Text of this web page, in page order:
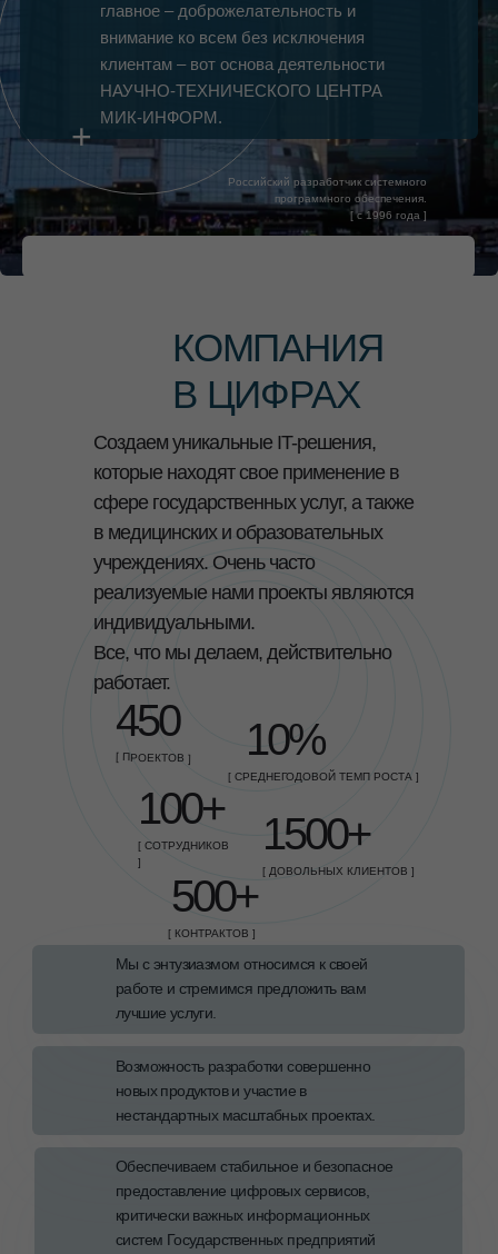
главное – доброжелательность и
внимание ко всем без исключения
клиентам – вот основа деятельности
НАУЧНО-ТЕХНИЧЕСКОГО ЦЕНТРА
МИК-ИНФОРМ.
+
Российский разработчик системного
программного обеспечения.
[ c 1996 года ]
Cоздаем уникальные IT-решения,
которые находят свое применение в
сфере государственных услуг, а также
в медицинских и образовательных
учреждениях. Очень часто
реализуемые нами проекты являются
индивидуальными.
Все, что мы делаем, действительно
работает.
Мы с энтузиазмом относимся к своей
работе и стремимся предложить вам
лучшие услуги.
Возможность разработки совершенно
новых продуктов и участие в
нестандартных масштабных проектах.
450
[ ПРОЕКТОВ ]
100+
[ СОТРУДНИКОВ
]
500+
[ КОНТРАКТОВ ]
10%
[ СРЕДНЕГОДОВОЙ ТЕМП РОСТА ]
1500+
[ ДОВОЛЬНЫХ КЛИЕНТОВ ]
КОМПАНИЯ
В ЦИФРАХ
Обеспечиваем стабильное и безопасное
предоставление цифровых сервисов,
критически важных информационных
систем Государственных предприятий